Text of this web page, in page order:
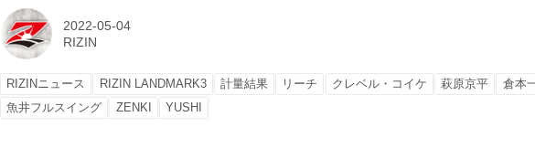
2022-05-04
RIZIN
RIZINニュース RIZIN LANDMARK3 計量結果 リーチ クレベル・コイケ 萩原京平
倉本
魚井フルスイング
ZENKI YUSHI